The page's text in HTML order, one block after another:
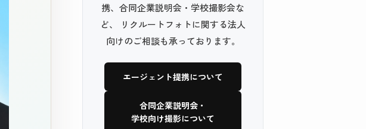
携、合同企業説明会・学校撮影会な
ど、 リクルートフォトに関する法人
向けのご相談も承っております。
エージェント提携について
合同企業説明会・
学校向け撮影について